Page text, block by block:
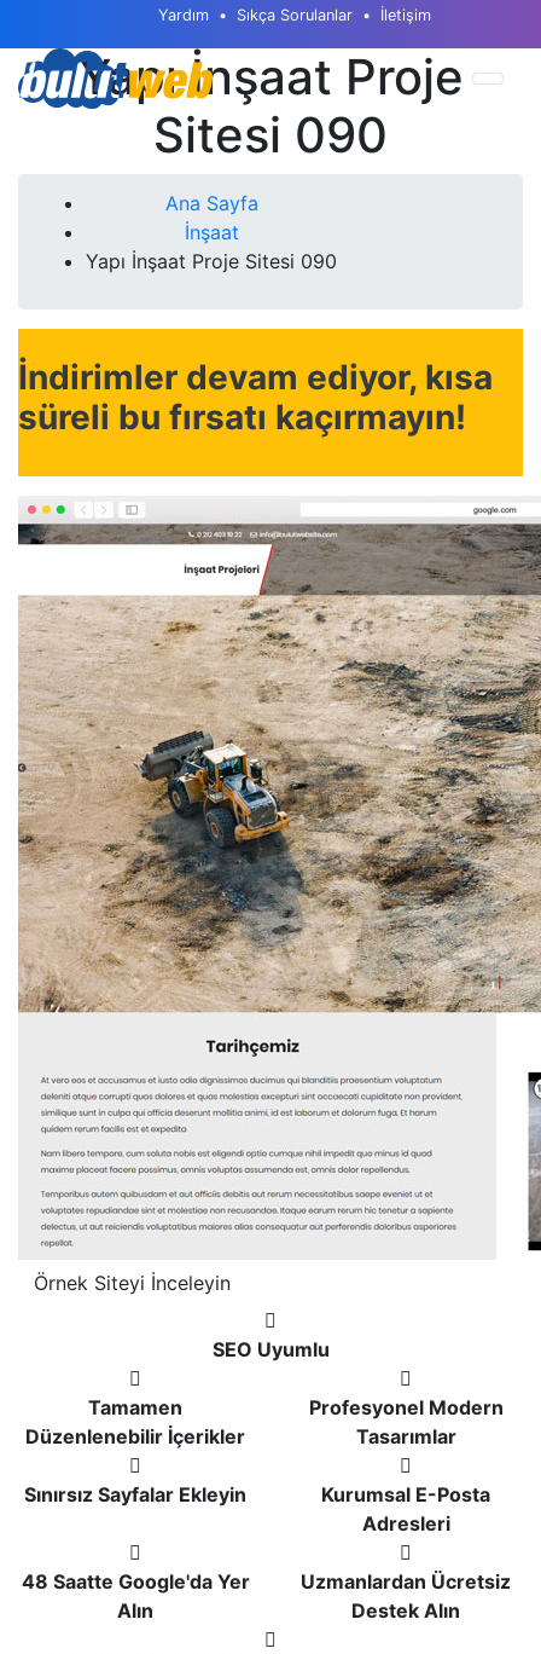
Yardım Sıkça Sorulanlar İletişim
Yapı İnşaat Proje
Sitesi 090
Ana Sayfa
İnşaat
Yapı İnşaat Proje Sitesi 090
İndirimler devam ediyor, kısa
süreli bu fırsatı kaçırmayın!
Örnek Siteyi İnceleyin
SEO Uyumlu
Tamamen
Düzenlenebilir İçerikler
Profesyonel Modern
Tasarımlar
Sınırsız Sayfalar Ekleyin
Kurumsal E-Posta
Adresleri
48 Saatte Google'da Yer
Alın
Uzmanlardan Ücretsiz
Destek Alın